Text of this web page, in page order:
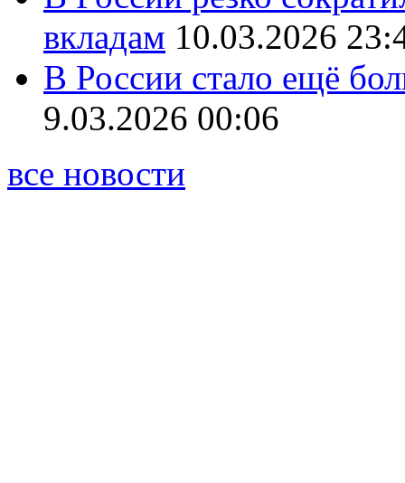
вкладам 10.03.2026
В России стало ещё
9.03.2026 00:06
все новости